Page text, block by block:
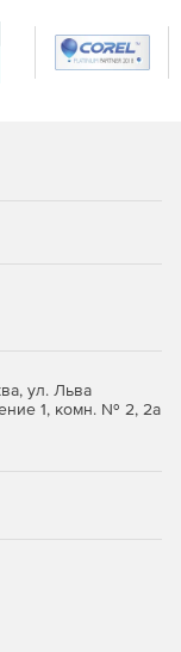
ул. Льва
1, комн. № 2, 2а